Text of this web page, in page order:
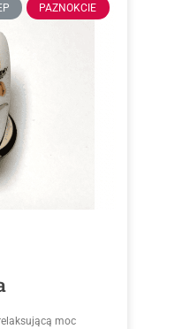
PAZNOKCIE
moc